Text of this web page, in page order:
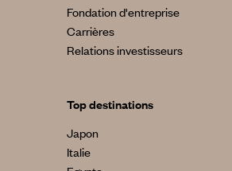
Fondation d'entreprise
Carrières
Relations investisseurs
Top destinations
Japon
Italie